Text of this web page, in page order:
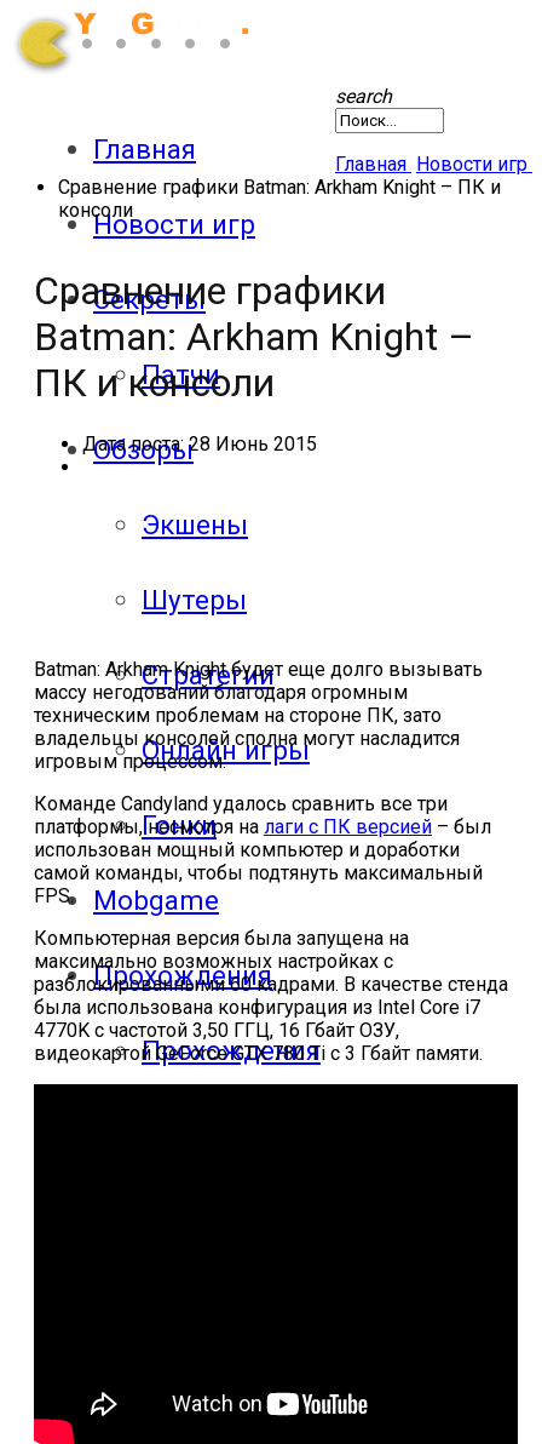
Главная
Новости игр
Секреты
Патчи
Обзоры
Экшены
Шутеры
Стратегии
Онлайн игры
Гонки
Mobgame
Прохождения
Прохождения
мобильных
search
Главная Новости игр
Сравнение графики Batman: Arkham Knight – ПК и
консоли
Сравнение графики
Batman: Arkham Knight –
ПК и консоли
Дата поста: 28 Июнь 2015
Batman: Arkham Knight будет еще долго вызывать
массу негодований благодаря огромным
техническим проблемам на стороне ПК, зато
владельцы консолей сполна могут насладится
игровым процессом.
Команде Candyland удалось сравнить все три
платформы, несмотря на лаги с ПК версией – был
использован мощный компьютер и доработки
самой команды, чтобы подтянуть максимальный
FPS.
Компьютерная версия была запущена на
максимально возможных настройках с
разблокированными 60 кадрами. В качестве стенда
была использована конфигурация из Intel Core i7
4770K с частотой 3,50 ГГЦ, 16 Гбайт ОЗУ,
видеокартой GeForce GTX 780 Ti с 3 Гбайт памяти.